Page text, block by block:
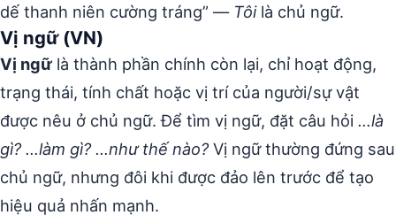
dế thanh niên cường tráng” — Tôilà chủ ngữ.
Vị ngữ (VN)
Vị ngữ là thành phần chính còn lại, chỉ hoạt động,
trạng thái, tính chất hoặc vị trí của người/sự vật
được nêu ở chủ ngữ. Để tìm vị ngữ, đặt câu hỏi …là
gì? …làm gì? …như thế nào?Vị ngữ thường đứng sau
chủ ngữ, nhưng đôi khi được đảo lên trước để tạo
hiệu quả nhấn mạnh.